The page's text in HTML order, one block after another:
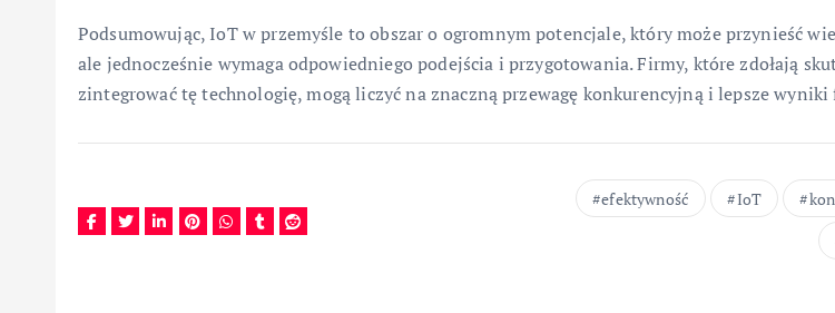
Podsumowując, IoT w przemyśle to obszar o ogromnym potencjale, który może przynieść
ale jednocześnie wymaga odpowiedniego podejścia i przygotowania. Firmy, które zdołają
zintegrować tę technologię, mogą liczyć na znaczną przewagę konkurencyjną i lepsze
efektywność IoT